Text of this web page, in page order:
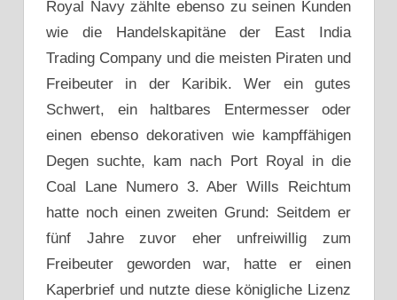
Royal Navy zählte ebenso zu seinen Kunden
wie die Handelskapitäne der East India
Trading Company und die meisten Piraten und
Freibeuter in der Karibik. Wer ein gutes
Schwert, ein haltbares Entermesser oder
einen ebenso dekorativen wie kampffähigen
Degen suchte, kam nach Port Royal in die
Coal Lane Numero 3. Aber Wills Reichtum
hatte noch einen zweiten Grund: Seitdem er
fünf Jahre zuvor eher unfreiwillig zum
Freibeuter geworden war, hatte er einen
Kaperbrief und nutzte diese königliche Lizenz